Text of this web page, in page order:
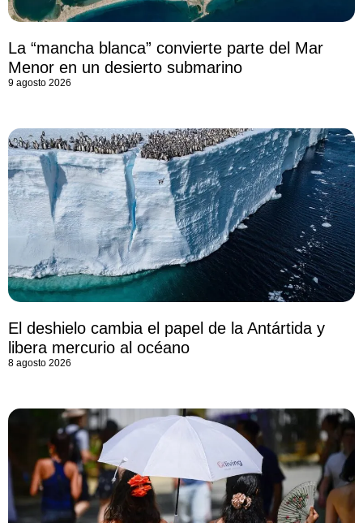
La “mancha blanca” convierte parte del Mar
Menor en un desierto submarino
9 agosto 2026
El deshielo cambia el papel de la Antártida y
libera mercurio al océano
8 agosto 2026